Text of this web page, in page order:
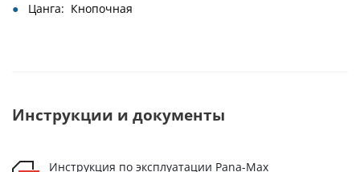
Цанга: Кнопочная
Инструкции и документы
Инструкция по эксплуатации Pana-Max